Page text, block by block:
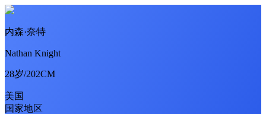
内森·奈特
Nathan Knight
28岁/202CM
美国
国家地区